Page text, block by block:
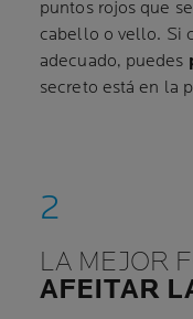
puntos rojos que
cabello o vello. Si
adecuado, puedes
secreto está en la
LA MEJOR
AFEITAR